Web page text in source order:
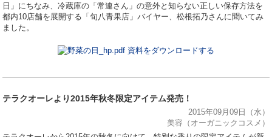
日」にちなみ、冷蔵庫の「常連さん」の意外と知らない正しい保存方法を
都内10店舗を展開する「旬八青果店」バイヤー、松根拓乃さんに聞いてみ
ました。
資料をダウンロードする
テラクオーレより2015年秋冬限定アイテム発売！
2015年09月09日（水）
美容（オーガニックコスメ）